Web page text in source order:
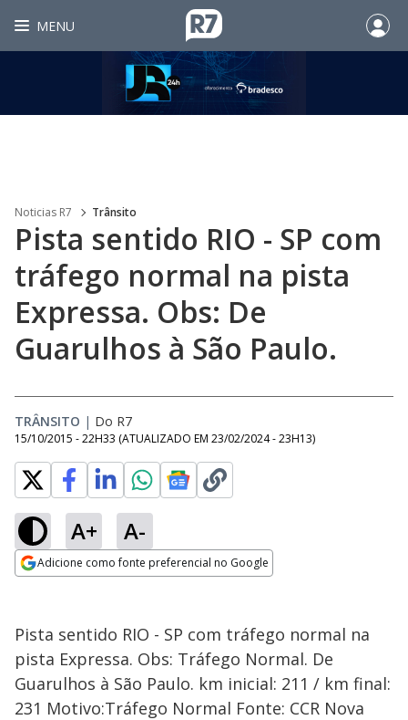
MENU
Noticias R7 Trânsito
Pista sentido RIO - SP com
tráfego normal na pista
Expressa. Obs: De
Guarulhos à São Paulo.
TRÂNSITO | Do R7
15/10/2015 - 22H33 (ATUALIZADO EM 23/02/2024 - 23H13)
A+ A-
Adicione como fonte preferencial no Google
Pista sentido RIO - SP com tráfego normal na
pista Expressa. Obs: Tráfego Normal. De
Guarulhos à São Paulo. km inicial: 211 / km final:
231 Motivo:Tráfego Normal Fonte: CCR Nova